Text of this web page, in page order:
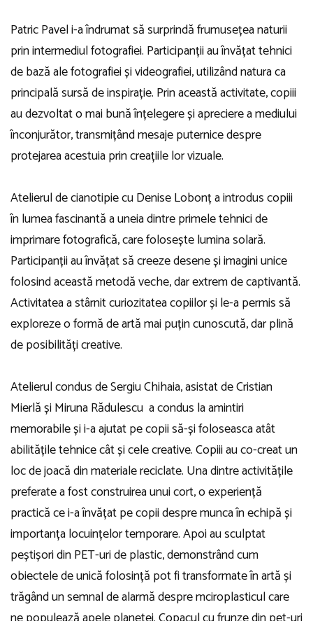
Patric Pavel i-a îndrumat să surprindă frumusețea naturii
prin intermediul fotografiei. Participanții au învățat tehnici
de bază ale fotografiei și videografiei, utilizând natura ca
principală sursă de inspirație. Prin această activitate, copiii
au dezvoltat o mai bună înțelegere și apreciere a mediului
înconjurător, transmițând mesaje puternice despre
protejarea acestuia prin creațiile lor vizuale.
Atelierul de cianotipie cu Denise Lobonț a introdus copiii
în lumea fascinantă a uneia dintre primele tehnici de
imprimare fotografică, care folosește lumina solară.
Participanții au învățat să creeze desene și imagini unice
folosind această metodă veche, dar extrem de captivantă.
Activitatea a stârnit curiozitatea copiilor și le-a permis să
exploreze o formă de artă mai puțin cunoscută, dar plină
de posibilități creative.
Atelierul condus de Sergiu Chihaia, asistat de Cristian
Mierlă și Miruna Rădulescu a condus la amintiri
memorabile și i-a ajutat pe copii să-și foloseasca atât
abilitățile tehnice cât și cele creative. Copiii au co-creat un
loc de joacă din materiale reciclate. Una dintre activitățile
preferate a fost construirea unui cort, o experiență
practică ce i-a învățat pe copii despre munca în echipă și
importanța locuințelor temporare. Apoi au sculptat
peștișori din PET-uri de plastic, demonstrând cum
obiectele de unică folosință pot fi transformate în artă și
trăgând un semnal de alarmă despre mciroplasticul care